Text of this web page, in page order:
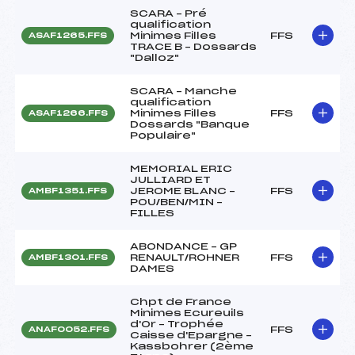
ASAF1265.FFS
SCARA – Pré
qualification
Minimes Filles
TRACE B – Dossards
"Dalloz"
FFS
ASAF1266.FFS
SCARA – Manche
qualification
Minimes Filles
Dossards "Banque
Populaire"
FFS
AMBF1351.FFS
MEMORIAL ERIC
JULLIARD ET
JEROME BLANC –
POU/BEN/MIN –
FILLES
FFS
AMBF1301.FFS
ABONDANCE – GP
RENAULT/ROHNER
DAMES
FFS
ANAF0052.FFS
Chpt de France
Minimes Ecureuils
d'Or – Trophée
Caisse d'Epargne –
Kassbohrer (2ème
FFS